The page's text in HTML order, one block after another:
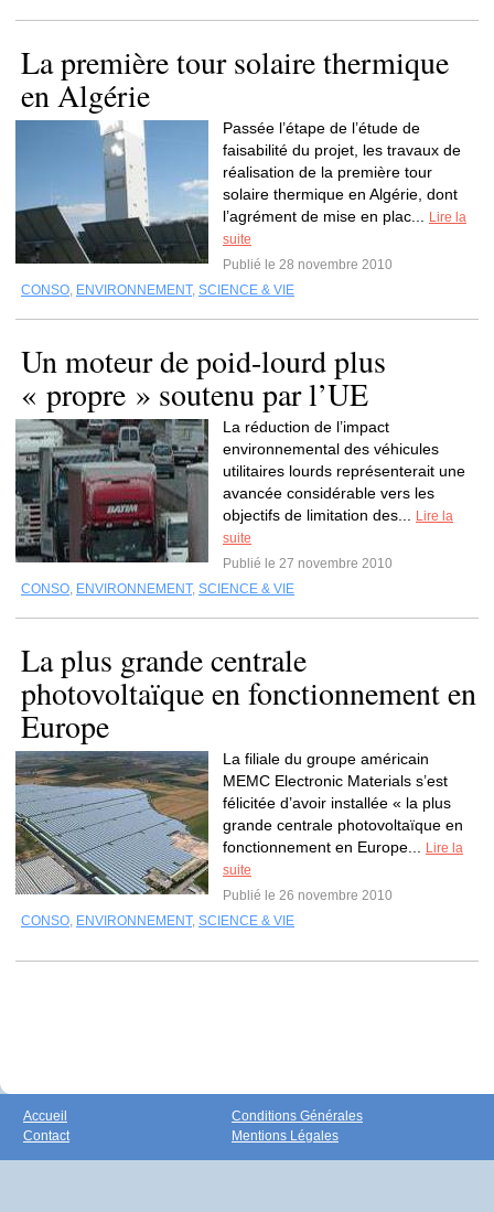
La première tour solaire thermique
en Algérie
Passée l’étape de l’étude de
faisabilité du projet, les travaux de
réalisation de la première tour
solaire thermique en Algérie, dont
l’agrément de mise en plac...
Lire la
suite
Publié le 28 novembre 2010
CONSO, ENVIRONNEMENT, SCIENCE & VIE
Un moteur de poid-lourd plus
« propre » soutenu par l’UE
La réduction de l’impact
environnemental des véhicules
utilitaires lourds représenterait une
avancée considérable vers les
objectifs de limitation des...
Lire la
suite
Publié le 27 novembre 2010
CONSO, ENVIRONNEMENT, SCIENCE & VIE
La plus grande centrale
photovoltaïque en fonctionnement en
Europe
La filiale du groupe américain
MEMC Electronic Materials s’est
félicitée d’avoir installée « la plus
grande centrale photovoltaïque en
fonctionnement en Europe...
Lire la
suite
Publié le 26 novembre 2010
CONSO, ENVIRONNEMENT, SCIENCE & VIE
Accueil
Contact
Conditions Générales
Mentions Légales